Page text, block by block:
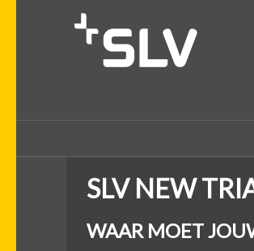
SLV NEW
WAAR MOET